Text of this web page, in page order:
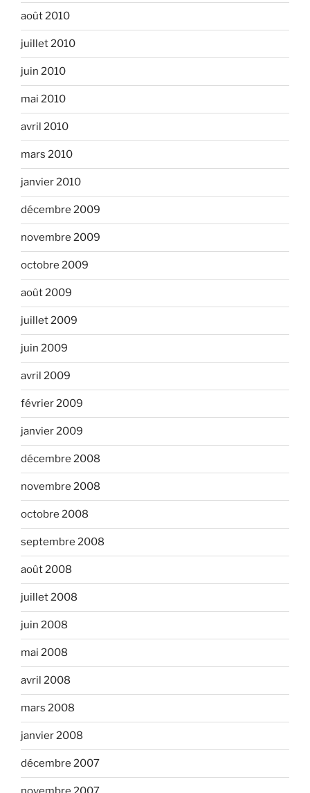
août 2010
juillet 2010
juin 2010
mai 2010
avril 2010
mars 2010
janvier 2010
décembre 2009
novembre 2009
octobre 2009
août 2009
juillet 2009
juin 2009
avril 2009
février 2009
janvier 2009
décembre 2008
novembre 2008
octobre 2008
septembre 2008
août 2008
juillet 2008
juin 2008
mai 2008
avril 2008
mars 2008
janvier 2008
décembre 2007